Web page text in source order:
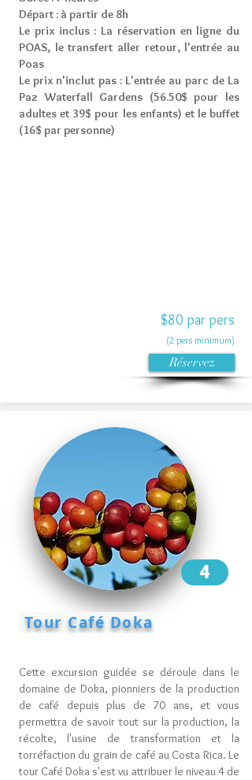
Départ : à partir de 8h
Le prix inclus : La réservation en ligne du
POAS, le transfert aller retour, l'entrée au
Poas
Le prix n'inclut pas : L'entrée au parc de La
Paz Waterfall Gardens (56.50$ pour les
adultes et 39$ pour les enfants) et le buffet
(16$ par personne)
$80 par pers
(2 pers minimum)
Réservez
4
Tour Café Doka
Cette excursion guidée se déroule dans le
domaine de Doka, pionniers de la production
de café depuis plus de 70 ans, et vous
permettra de savoir tout sur la production, la
récolte, l'usine de transformation et la
torréfaction du grain de café au Costa Rica. Le
tour Café Doka s'est vu attribuer le niveau 4 de